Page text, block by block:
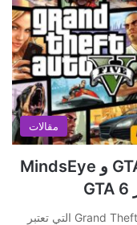
مقالات
إليك 6 أوجه تشابه بين GTA 5 و MindsEye
تسبب خبر تأجيل إطلاق لعبة Grand Theft Auto 6 التي تعتبر